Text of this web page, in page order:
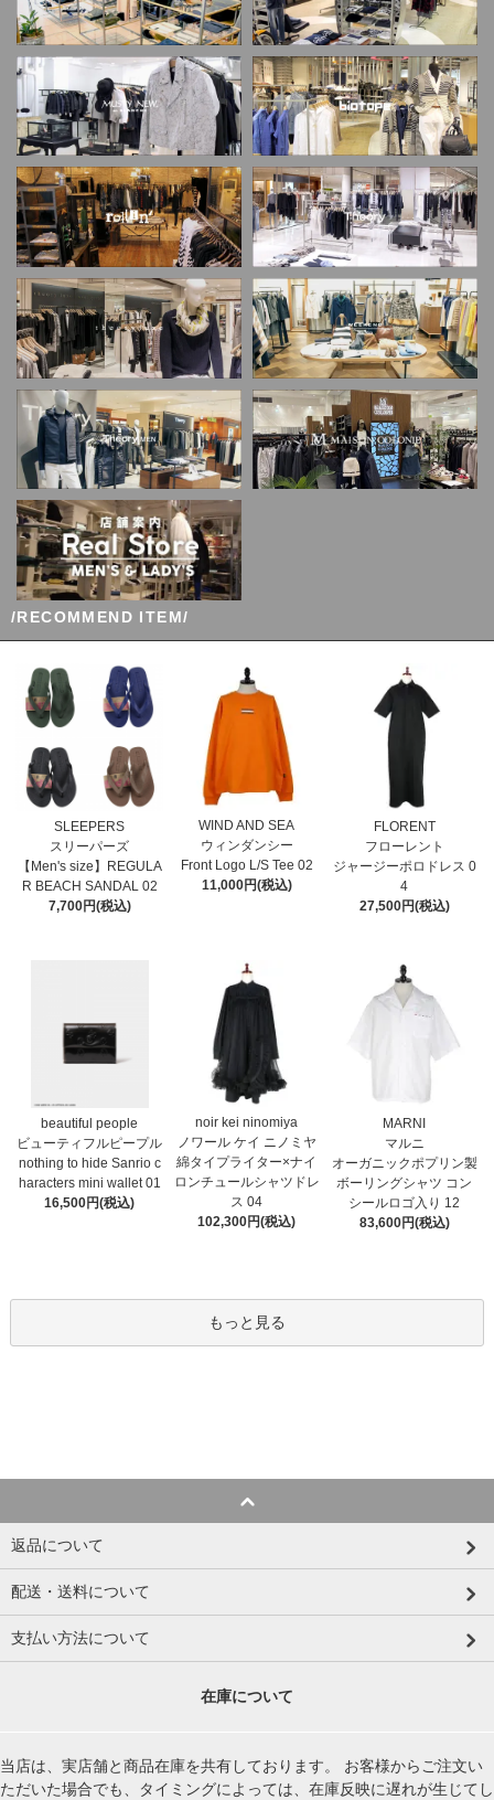
/RECOMMEND ITEM/
SLEEPERS
スリーパーズ
【Men's size】REGULA
R BEACH SANDAL 02
7,700円(税込)
WIND AND SEA
ウィンダンシー
Front Logo L/S Tee 02
11,000円(税込)
FLORENT
フローレント
ジャージーポロドレス 0
4
27,500円(税込)
beautiful people
ビューティフルピープル
nothing to hide Sanrio c
haracters mini wallet⁠ 01
16,500円(税込)
noir kei ninomiya
ノワール ケイ ニノミヤ
綿タイプライター×ナイ
ロンチュールシャツドレ
ス 04
102,300円(税込)
MARNI
マルニ
オーガニックポプリン製
ボーリングシャツ コン
シールロゴ入り 12
83,600円(税込)
もっと見る
返品について
配送・送料について
支払い方法について
在庫について
当店は、実店舗と商品在庫を共有しております。 お客様からご注文い
ただいた場合でも、タイミングによっては、在庫反映に遅れが生じてし